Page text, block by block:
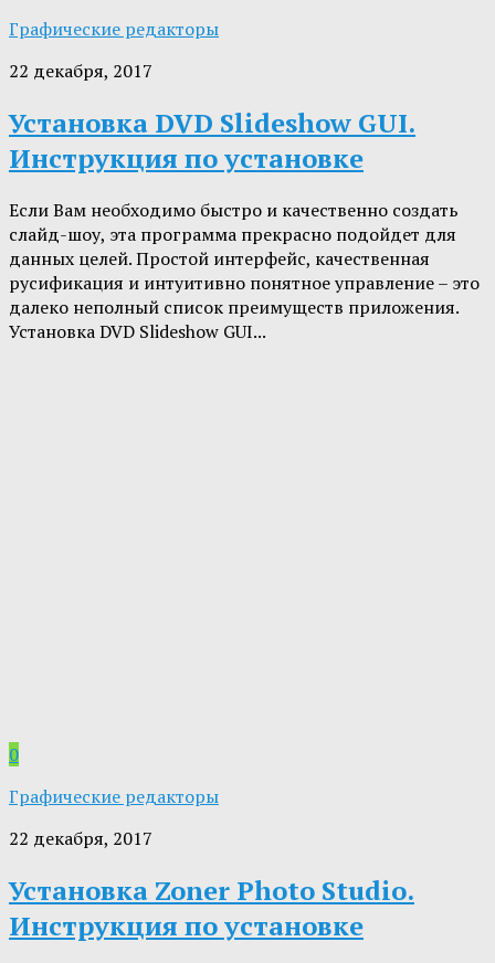
Графические редакторы
22 декабря, 2017
Установка DVD Slideshow GUI.
Инструкция по установке
Если Вам необходимо быстро и качественно создать
слайд-шоу, эта программа прекрасно подойдет для
данных целей. Простой интерфейс, качественная
русификация и интуитивно понятное управление – это
далеко неполный список преимуществ приложения.
Установка DVD Slideshow GUI...
0
Графические редакторы
22 декабря, 2017
Установка Zoner Photo Studio.
Инструкция по установке